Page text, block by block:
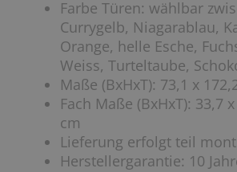
Farbe Türen: wählbar
Currygelb, Niagarablau,
Orange, helle Esche,
Weiss, Turteltaube,
Maße (BxHxT): 73,1 x
Fach Maße (BxHxT): 33,7
cm
Lieferung erfolgt teil
Herstellergarantie: 10